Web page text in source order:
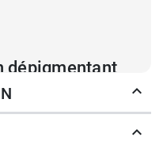
dépigmentant
est une